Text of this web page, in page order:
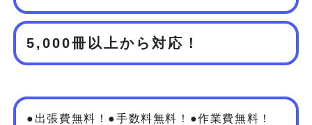
5,000冊以上から対応！
●出張費無料！●手数料無料！●作業費無料！